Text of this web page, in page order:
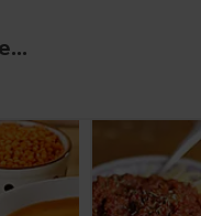
Supă cremă de
linte